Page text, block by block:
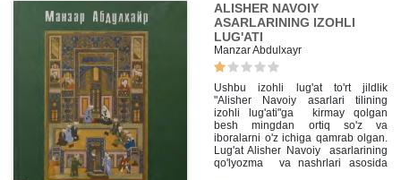
ALISHER NAVOIY
ASARLARINING IZOHLI
LUG'ATI
Manzar Abdulxayr
Ushbu izohli lug'at to'rt jildlik
"Alisher Navoiy asarlari tilining
izohli lug'ati"ga kirmay qolgan
besh mingdan ortiq so'z va
iboralarni o'z ichiga qamrab olgan.
Lug'at Alisher Navoiy asarlarining
qo'lyozma va nashrlari asosida